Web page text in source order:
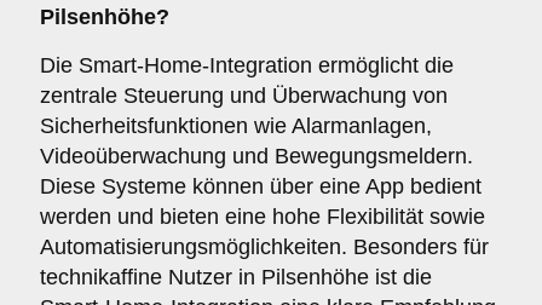
Pilsenhöhe?
Die Smart-Home-Integration ermöglicht die
zentrale Steuerung und Überwachung von
Sicherheitsfunktionen wie Alarmanlagen,
Videoüberwachung und Bewegungsmeldern.
Diese Systeme können über eine App bedient
werden und bieten eine hohe Flexibilität sowie
Automatisierungsmöglichkeiten. Besonders für
technikaffine Nutzer in Pilsenhöhe ist die